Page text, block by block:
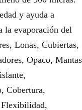
y ayuda a
la evaporación del
Lonas, Cubiertas,
Opaco, Mantas
Cobertura,
Flexibilidad,